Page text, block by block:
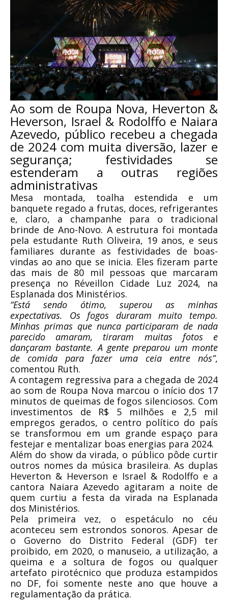
Ao som de Roupa Nova, Heverton &
Heverson, Israel & Rodolffo e Naiara
Azevedo, público recebeu a chegada
de 2024 com muita diversão, lazer e
segurança; festividades se
estenderam a outras regiões
administrativas
Mesa montada, toalha estendida e um
banquete regado a frutas, doces, refrigerantes
e, claro, a champanhe para o tradicional
brinde de Ano-Novo. A estrutura foi montada
pela estudante Ruth Oliveira, 19 anos, e seus
familiares durante as festividades de boas-
vindas ao ano que se inicia. Eles fizeram parte
das mais de 80 mil pessoas que marcaram
presença no Réveillon Cidade Luz 2024, na
Esplanada dos Ministérios.
“Está sendo ótimo, superou as minhas
expectativas. Os fogos duraram muito tempo.
Minhas primas que nunca participaram de nada
parecido amaram, tiraram muitas fotos e
dançaram bastante. A gente preparou um monte
de comida para fazer uma ceia entre nós”,
comentou Ruth.
A contagem regressiva para a chegada de 2024
ao som de Roupa Nova marcou o início dos 17
minutos de queimas de fogos silenciosos. Com
investimentos de R$ 5 milhões e 2,5 mil
empregos gerados, o centro político do país
se transformou em um grande espaço para
festejar e mentalizar boas energias para 2024.
Além do show da virada, o público pôde curtir
outros nomes da música brasileira. As duplas
Heverton & Heverson e Israel & Rodolffo e a
cantora Naiara Azevedo agitaram a noite de
quem curtiu a festa da virada na Esplanada
dos Ministérios.
Pela primeira vez, o espetáculo no céu
aconteceu sem estrondos sonoros. Apesar de
o Governo do Distrito Federal (GDF) ter
proibido, em 2020, o manuseio, a utilização, a
queima e a soltura de fogos ou qualquer
artefato pirotécnico que produza estampidos
no DF, foi somente neste ano que houve a
regulamentação da prática.